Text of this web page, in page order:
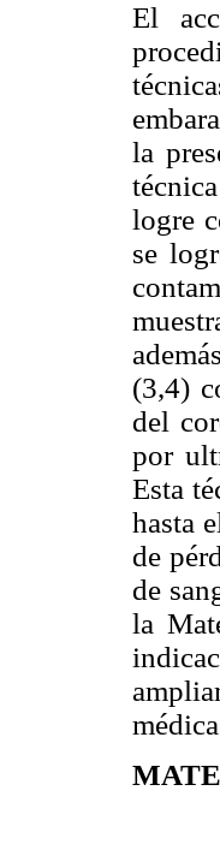
El
la
logre
se
(3,4)
del
por
Esta
hasta
de
de
la